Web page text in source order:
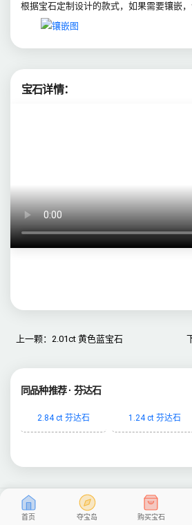
首页 夺宝岛 购买宝石
根据宝石定制设计的款式，如果需要镶嵌
宝石详情：
上一颗：2.01ct 黄色蓝宝石
同品种推荐 · 芬达石
2.84 ct 芬达石 1.24 ct 芬达石